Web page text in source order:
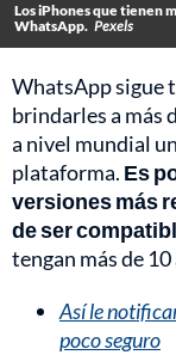
Los iPhones que tienen
WhatsApp. Pexels
WhatsApp sigue
brindarles a más
a nivel mundial
plataforma. Es
versiones más
de ser
tengan más de
Así le
poco seguro